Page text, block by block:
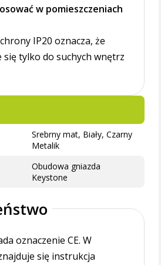
w pomieszczeniach
IP20 oznacza, że
się tylko do suchych wnętrz
Srebrny mat, Biały, Czarny
Metalik
Obudowa gniazda
Keystone
oznaczenie CE. W
się instrukcja